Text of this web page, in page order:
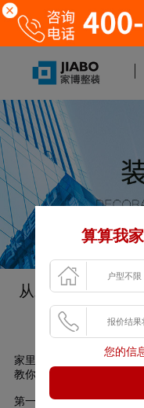
从水电泥木油五
发布时
家里装修完工了不知道怎
教你 装修验收
第一大项水
算算我
您的信